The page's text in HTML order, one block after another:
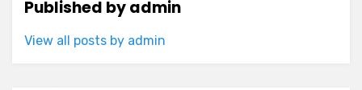
Published byadmin
View all posts by admin